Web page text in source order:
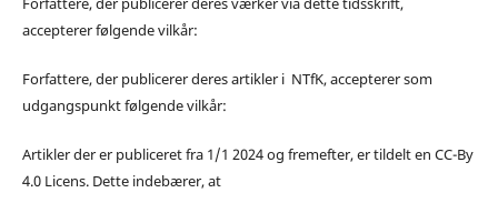
accepterer følgende vilkår:
Forfattere, der publicerer deres artikler i NTfK, accepterer som
udgangspunkt følgende vilkår:
Artikler der er publiceret fra 1/1 2024 og fremefter, er tildelt en CC-By
4.0 Licens. Dette indebærer, at